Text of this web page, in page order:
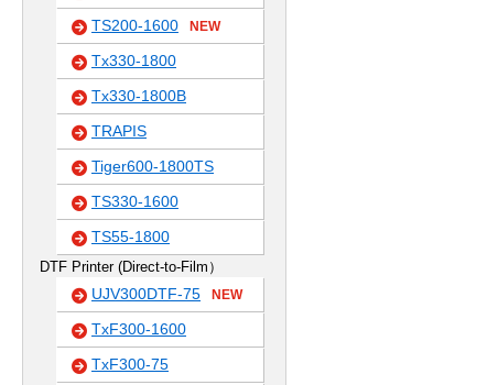
TS200-1600 NEW
Tx330-1800
Tx330-1800B
TRAPIS
Tiger600-1800TS
TS330-1600
TS55-1800
DTF Printer (Direct-to-Film）
UJV300DTF-75 NEW
TxF300-1600
TxF300-75